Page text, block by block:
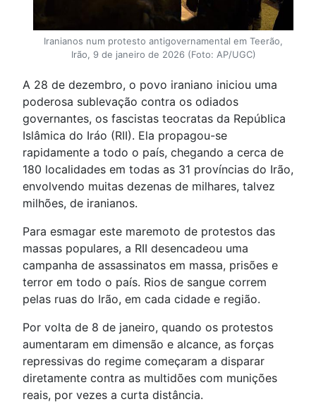
Iranianos num protesto antigovernamental em Teerão,
Irão, 9 de janeiro de 2026 (Foto: AP/UGC)
A 28 de dezembro, o povo iraniano iniciou uma
poderosa sublevação contra os odiados
governantes, os fascistas teocratas da República
Islâmica do Iráo (RII). Ela propagou-se
rapidamente a todo o país, chegando a cerca de
180 localidades em todas as 31 províncias do Irão,
envolvendo muitas dezenas de milhares, talvez
milhões, de iranianos.
Para esmagar este maremoto de protestos das
massas populares, a RII desencadeou uma
campanha de assassinatos em massa, prisões e
terror em todo o país. Rios de sangue correm
pelas ruas do Irão, em cada cidade e região.
Por volta de 8 de janeiro, quando os protestos
aumentaram em dimensão e alcance, as forças
repressivas do regime começaram a disparar
diretamente contra as multidões com munições
reais, por vezes a curta distância.